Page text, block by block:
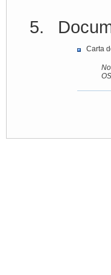
Carta